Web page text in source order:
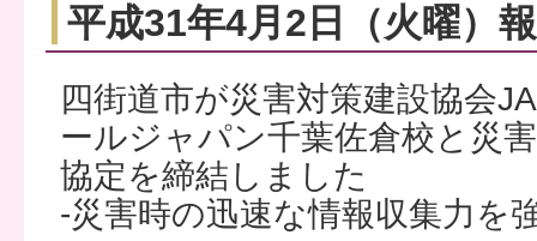
平成31年4月2日（火曜）
四街道市が災害対策建設協会
ールジャパン千葉佐倉校と災
協定を締結しました
-災害時の迅速な情報収集力を